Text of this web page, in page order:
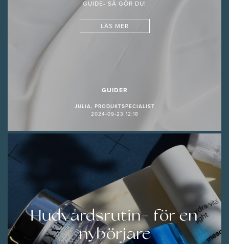
GUIDE- SÅ GÖR DU!
LÄS MER
GUIDER
JULIA, PRODUKTSPECIALIST
2024-09-23 12:18
Hudvårdsrutin- för en
nybörjare